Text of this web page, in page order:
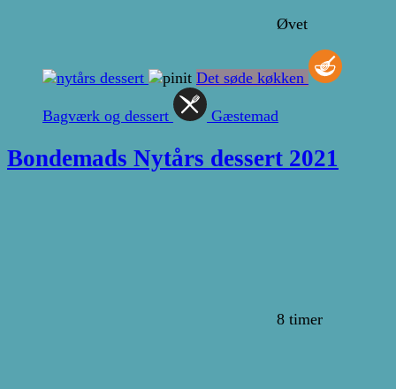
Øvet
Det søde køkken
Bagværk og dessert Gæstemad
Bondemads Nytårs dessert 2021
8 timer